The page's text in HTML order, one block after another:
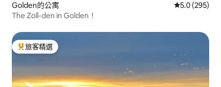
Golden的公寓 從 295 則評
5.0 (295)
The Zoll-den in Golden！
旅客精選榜首
旅客精選